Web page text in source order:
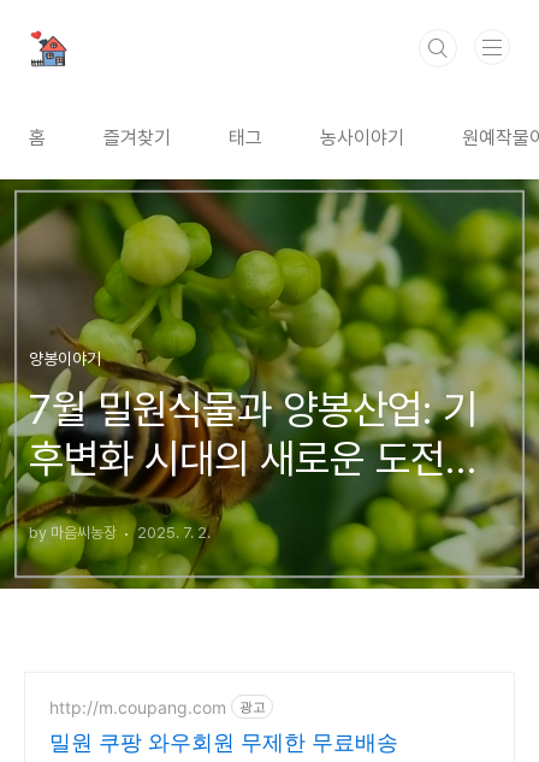
홈 즐겨찾기 태그 농사이야기 원예작물
양봉이야기
7월 밀원식물과 양봉산업: 기
후변화 시대의 새로운 도전과
기회
by 마음씨농장 2025. 7. 2.
http://m.coupang.com 광고
밀원 쿠팡 와우회원 무제한 무료배송